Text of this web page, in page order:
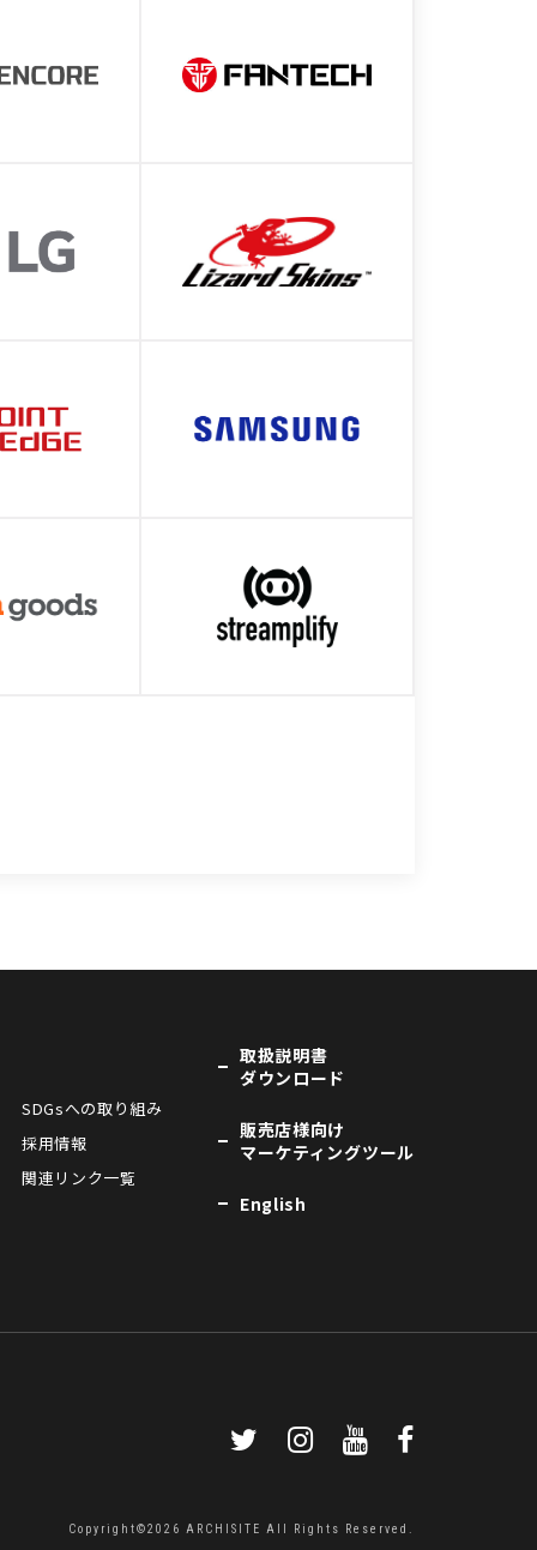
SDGsへの取り組み
採用情報
関連リンク一覧
取扱説明書
ダウンロード
販売店様向け
マーケティングツール
English
Copyright©2026 ARCHISITE All Rights Reserved.